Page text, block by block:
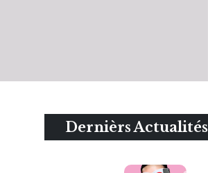
Dernièrs Actualités